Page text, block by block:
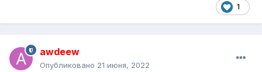
1
awdeew
Опубликовано 21 июня, 2022